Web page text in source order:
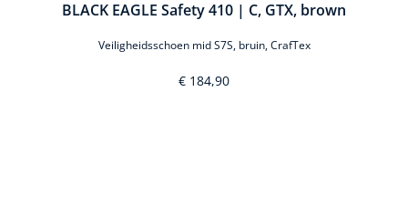
BLACK EAGLE Safety 410 | C, GTX, brown
Veiligheidsschoen mid S7S, bruin, CrafTex
€ 184,90